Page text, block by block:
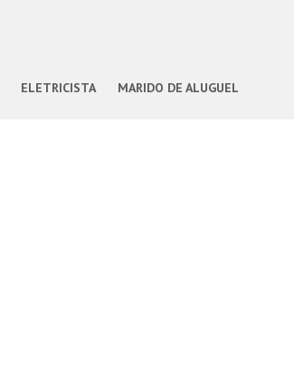
ELETRICISTA MARIDO DE ALUGUEL